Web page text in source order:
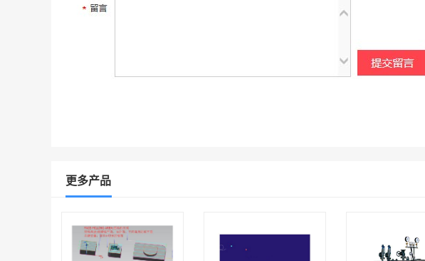
更多产品